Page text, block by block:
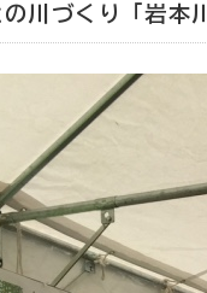
川づくり「岩本